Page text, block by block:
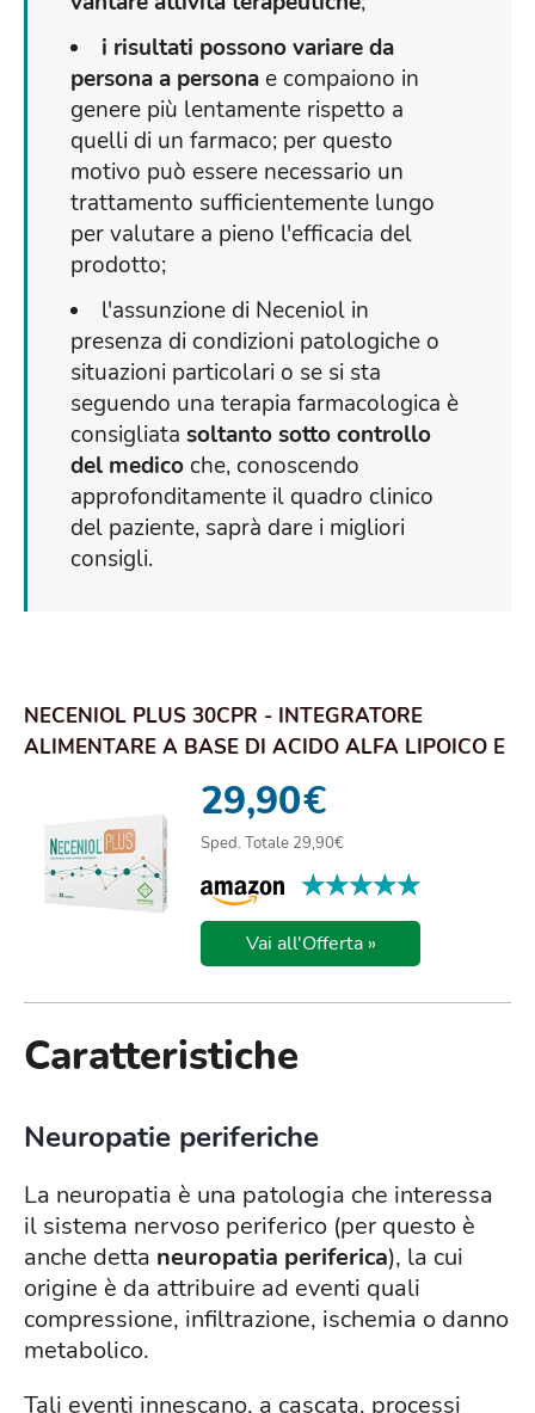
i risultati possono variare da
persona a persona e compaiono in
genere più lentamente rispetto a
quelli di un farmaco; per questo
motivo può essere necessario un
trattamento sufficientemente lungo
per valutare a pieno l'efficacia del
prodotto;
l'assunzione di Neceniol in
presenza di condizioni patologiche o
situazioni particolari o se si sta
seguendo una terapia farmacologica è
consigliata soltanto sotto controllo
del medico che, conoscendo
approfonditamente il quadro clinico
del paziente, saprà dare i migliori
consigli.
NECENIOL PLUS 30CPR - INTEGRATORE
ALIMENTARE A BASE DI ACIDO ALFA LIPOICO E
29,90€
Sped. Totale 29,90€
★★★★★
★★★★★
Vai all'Offerta »
Caratteristiche
Neuropatie periferiche
La neuropatia è una patologia che interessa
il sistema nervoso periferico (per questo è
anche detta neuropatia periferica), la cui
origine è da attribuire ad eventi quali
compressione, infiltrazione, ischemia o danno
metabolico.
Tali eventi innescano, a cascata, processi